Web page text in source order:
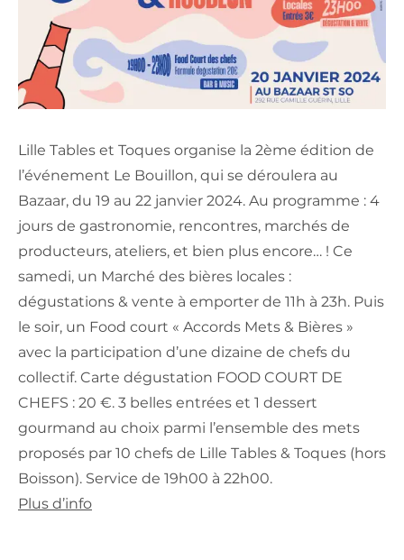
Lille Tables et Toques organise la 2ème édition de
l’événement Le Bouillon, qui se déroulera au
Bazaar, du 19 au 22 janvier 2024. Au programme : 4
jours de gastronomie, rencontres, marchés de
producteurs, ateliers, et bien plus encore… ! Ce
samedi, un Marché des bières locales :
dégustations & vente à emporter de 11h à 23h. Puis
le soir, un Food court « Accords Mets & Bières »
avec la participation d’une dizaine de chefs du
collectif. Carte dégustation FOOD COURT DE
CHEFS : 20 €. 3 belles entrées et 1 dessert
gourmand au choix parmi l’ensemble des mets
proposés par 10 chefs de Lille Tables & Toques (hors
Boisson). Service de 19h00 à 22h00.
Plus d’info